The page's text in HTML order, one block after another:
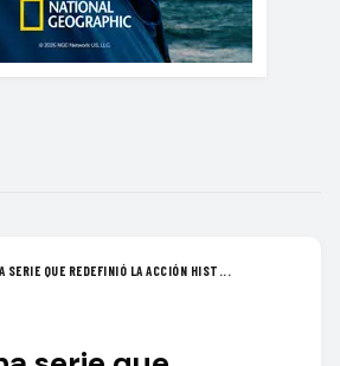
SERIE QUE REDEFINIÓ LA ACCIÓN HIST...